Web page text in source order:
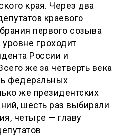
края. Через два
краевого
первого созыва
проходит
России и
же за четверть века
федеральных
же президентских
шесть раз выбирали
четыре — главу